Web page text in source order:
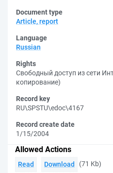
Document type
Article, report
Language
Russian
Rights
Свободный доступ из сети
копирование)
Record key
RU\SPSTU\edoc\4167
Record create date
1/15/2004
Allowed Actions
Read Download (71 Kb)